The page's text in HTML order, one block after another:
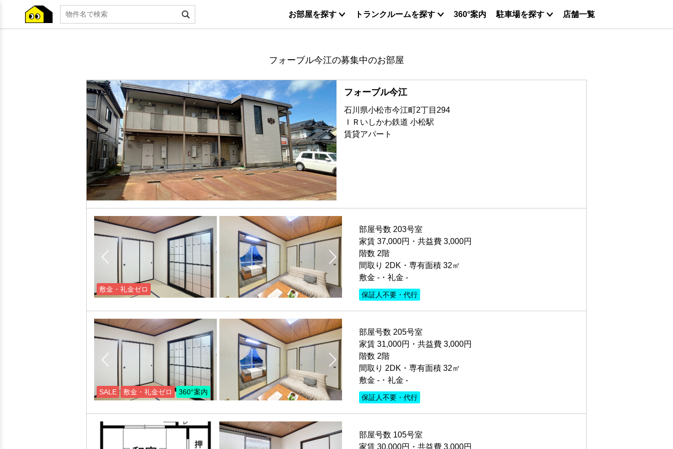
お部屋を探す トランクルームを探す 360°案内 駐車場を探す 店舗一覧
フォーブル今江の募集中のお部屋
フォーブル今江
石川県小松市今江町2丁目294
ＩＲいしかわ鉄道 小松駅
賃貸アパート
敷金・礼金ゼロ
部屋号数 203号室
家賃 37,000円・共益費 3,000円
階数 2階
間取り 2DK・専有面積 32㎡
敷金 -・礼金 -
保証人不要・代行
SALE 敷金・礼金ゼロ 360°案内
部屋号数 205号室
家賃 31,000円・共益費 3,000円
階数 2階
間取り 2DK・専有面積 32㎡
敷金 -・礼金 -
保証人不要・代行
部屋号数 105号室
家賃 30,000円・共益費 3,000円